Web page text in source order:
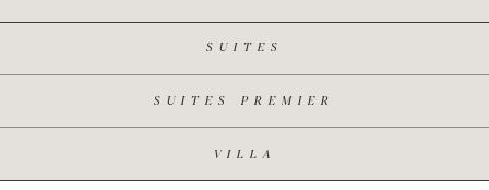
SUITES
SUITES PREMIER
VILLA